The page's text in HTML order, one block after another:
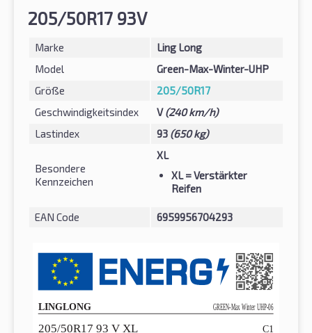
205/50R17 93V
Marke
Ling Long
Model
Green-Max-Winter-UHP
Größe
205/50R17
Geschwindigkeitsindex
V(240 km/h)
Lastindex
93 (650 kg)
Besondere
Kennzeichen
XL
XL= Verstärkter
Reifen
EAN Code 6959956704293